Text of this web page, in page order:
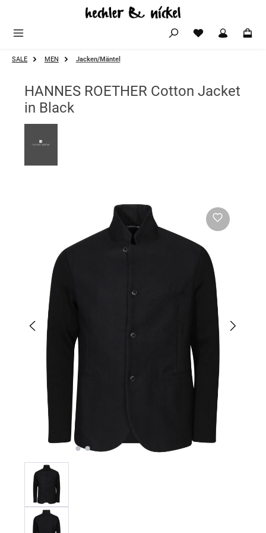
Zum Hauptinhalt springen
SALE MEN Jacken/Mäntel
HANNES ROETHER Cotton Jacket
in Black